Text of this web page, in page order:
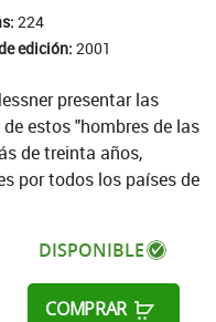
224
edición: 2001
DISPONIBLE
COMPRAR
presentar las
estos "hombres de las
de treinta años,
por todos los países de